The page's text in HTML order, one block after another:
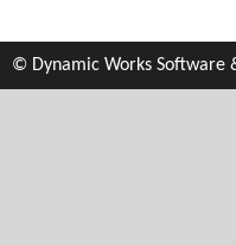
© Dynamic Works Software